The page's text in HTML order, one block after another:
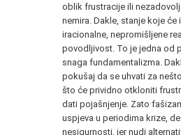
oblik frustracije ili
nemira. Dakle, stanje koje će
iracionalne, nepromišljene
povodljivost. To je jedna od
snaga fundamentalizma.
pokušaj da se uhvati za
što će prividno otkloniti
dati pojašnjenje. Zato
uspjeva u periodima krize,
nesigurnosti, jer nudi